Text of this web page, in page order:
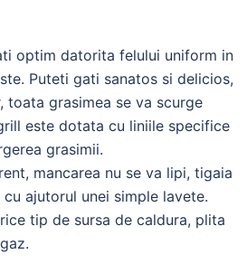
optim datorita felului uniform in
Puteti gati sanatos si delicios,
toata grasimea se va scurge
este dotata cu liniile specifice
grasimii.
mancarea nu se va lipi, tigaia
ajutorul unei simple lavete.
tip de sursa de caldura, plita